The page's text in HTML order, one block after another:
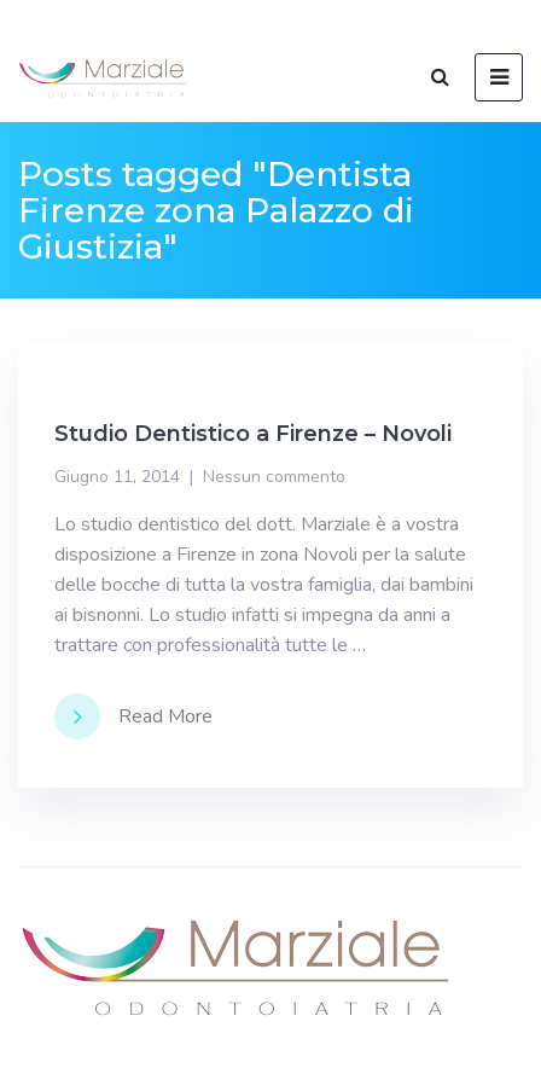
Posts tagged "Dentista
Firenze zona Palazzo di
Giustizia"
Studio Dentistico a Firenze – Novoli
Giugno 11, 2014 Nessun commento
Lo studio dentistico del dott. Marziale è a vostra
disposizione a Firenze in zona Novoli per la salute
delle bocche di tutta la vostra famiglia, dai bambini
ai bisnonni. Lo studio infatti si impegna da anni a
trattare con professionalità tutte le …
Read More